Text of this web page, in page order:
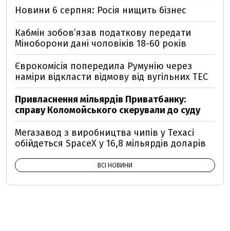
Новини 6 серпня: Росія нищить бізнес
Кабмін зобовʼязав податкову передати
Міноборони дані чоловіків 18-60 років
Єврокомісія попередила Румунію через
наміри відкласти відмову від вугільних ТЕС
Привласнення мільярдів Приватбанку:
справу Коломойського скерували до суду
Мегазавод з виробництва чипів у Техасі
обійдеться SpaceX у 16,8 мільярдів доларів
ВСІ НОВИНИ